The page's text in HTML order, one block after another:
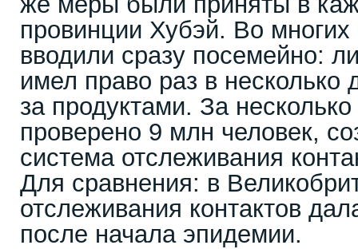
провинции Хубэй. Во многих
вводили сразу посемейно:
имел право раз в несколько
за продуктами. За
проверено 9 млн человек,
система отслеживания
Для сравнения: в
отслеживания контактов
после начала эпидемии.